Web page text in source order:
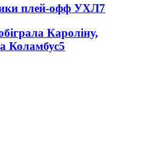
плей-офф УХЛ7
Кароліну,
Коламбус5